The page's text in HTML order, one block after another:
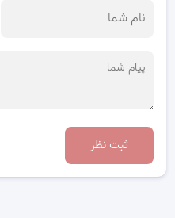
ثبت نظر